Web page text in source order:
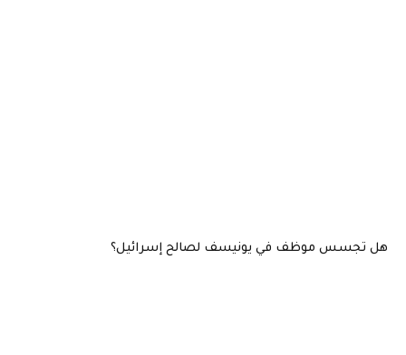
هل تجسس موظف في يونيسف لصالح إسرائيل؟